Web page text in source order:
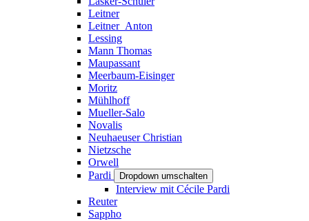
Leitner
Leitner_Anton
Lessing
Mann Thomas
Maupassant
Meerbaum-Eisinger
Moritz
Mühlhoff
Mueller-Salo
Novalis
Neuhaeuser Christian
Nietzsche
Orwell
Pardi
Dropdown umschalten
Interview mit Cécile Pardi
Reuter
Sappho